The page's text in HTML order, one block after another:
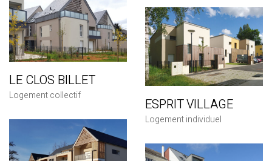
LE CLOS BILLET
Logement collectif
ESPRIT VILLAGE
Logement individuel